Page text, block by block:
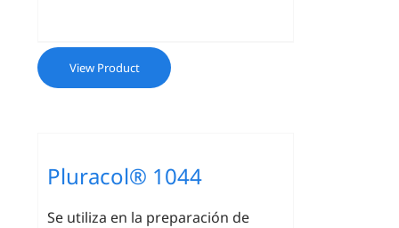
View Product
Pluracol® 1044
Se utiliza en la preparación de